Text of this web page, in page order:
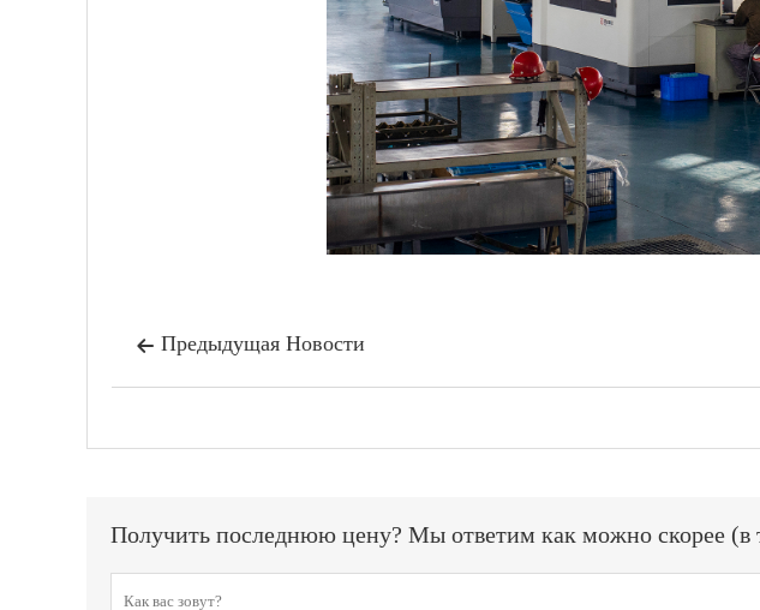
 Предыдущая Hовости
Получить последнюю цену? Мы ответим как можно скорее (в